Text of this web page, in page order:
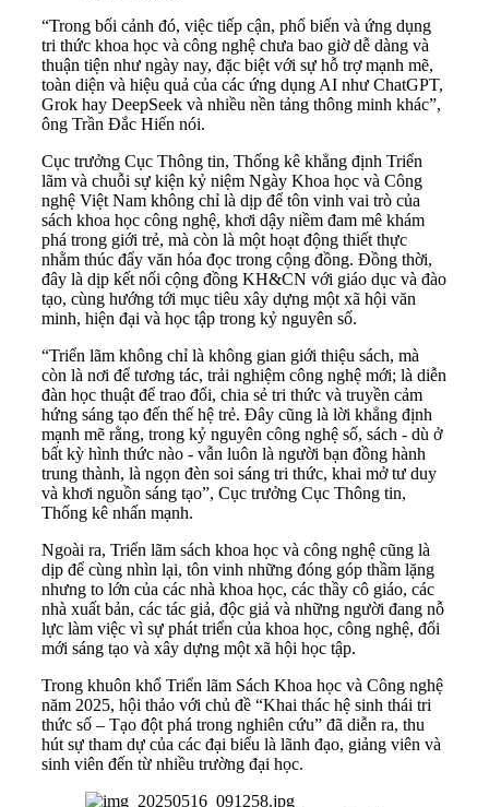
“Trong bối cảnh đó, việc tiếp cận, phổ biến và ứng dụng
tri thức khoa học và công nghệ chưa bao giờ dễ dàng và
thuận tiện như ngày nay, đặc biệt với sự hỗ trợ mạnh mẽ,
toàn diện và hiệu quả của các ứng dụng AI như ChatGPT,
Grok hay DeepSeek và nhiều nền tảng thông minh khác”,
ông Trần Đắc Hiến nói.
Cục trưởng Cục Thông tin, Thống kê khẳng định Triển
lãm và chuỗi sự kiện kỷ niệm Ngày Khoa học và Công
nghệ Việt Nam không chỉ là dịp để tôn vinh vai trò của
sách khoa học công nghệ, khơi dậy niềm đam mê khám
phá trong giới trẻ, mà còn là một hoạt động thiết thực
nhằm thúc đẩy văn hóa đọc trong cộng đồng. Đồng thời,
đây là dịp kết nối cộng đồng KH&CN với giáo dục và đào
tạo, cùng hướng tới mục tiêu xây dựng một xã hội văn
minh, hiện đại và học tập trong kỷ nguyên số.
“Triển lãm không chỉ là không gian giới thiệu sách, mà
còn là nơi để tương tác, trải nghiệm công nghệ mới; là diễn
đàn học thuật để trao đổi, chia sẻ tri thức và truyền cảm
hứng sáng tạo đến thế hệ trẻ. Đây cũng là lời khẳng định
mạnh mẽ rằng, trong kỷ nguyên công nghệ số, sách - dù ở
bất kỳ hình thức nào - vẫn luôn là người bạn đồng hành
trung thành, là ngọn đèn soi sáng tri thức, khai mở tư duy
và khơi nguồn sáng tạo”, Cục trưởng Cục Thông tin,
Thống kê nhấn mạnh.
Ngoài ra, Triển lãm sách khoa học và công nghệ cũng là
dịp để cùng nhìn lại, tôn vinh những đóng góp thầm lặng
nhưng to lớn của các nhà khoa học, các thầy cô giáo, các
nhà xuất bản, các tác giả, độc giả và những người đang nỗ
lực làm việc vì sự phát triển của khoa học, công nghệ, đổi
mới sáng tạo và xây dựng một xã hội học tập.
Trong khuôn khổ Triển lãm Sách Khoa học và Công nghệ
năm 2025, hội thảo với chủ đề “Khai thác hệ sinh thái tri
thức số – Tạo đột phá trong nghiên cứu” đã diễn ra, thu
hút sự tham dự của các đại biểu là lãnh đạo, giảng viên và
sinh viên đến từ nhiều trường đại học.